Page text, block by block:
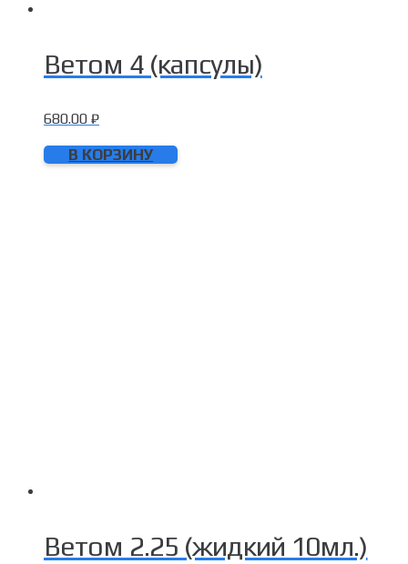
Ветом 4 (капсулы)
680.00 ₽
В КОРЗИНУ
Ветом 2.25 (жидкий 10мл.)